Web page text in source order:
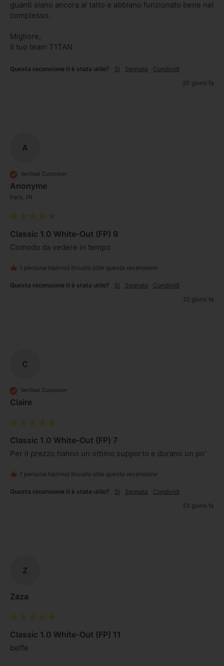
guanti siano ancora al tatto e abbiano funzionato bene nel
complesso.
Migliore,
il tuo team T1TAN
Questa recensione ti è stata utile? Sì Segnala
Condividi
20 giorni fa
A
Verified Customer
Anonyme
Paris, FR
Classic 1.0 White-Out (FP) 9
Comodo da vedere in tempo
1 persona ha(nno) trovato utile questa recensione
Questa recensione ti è stata utile? Sì Segnala
Condividi
22 giorni fa
C
Verified Customer
Claire
Classic 1.0 White-Out (FP) 7
Per il prezzo hanno un ottimo supporto e durano un po'
1 persona ha(nno) trovato utile questa recensione
Questa recensione ti è stata utile? Sì Segnala
Condividi
23 giorni fa
Z
Zaza
Classic 1.0 White-Out (FP) 11
beffe